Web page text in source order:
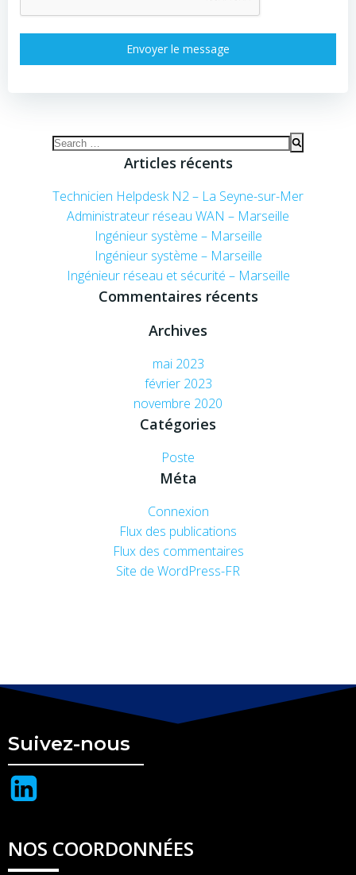
Envoyer le message
Search
Articles récents
Technicien Helpdesk N2 – La Seyne-sur-Mer
Administrateur réseau WAN – Marseille
Ingénieur système – Marseille
Ingénieur système – Marseille
Ingénieur réseau et sécurité – Marseille
Commentaires récents
Archives
mai 2023
février 2023
novembre 2020
Catégories
Poste
Méta
Connexion
Flux des publications
Flux des commentaires
Site de WordPress-FR
Suivez-nous
NOS COORDONNÉES